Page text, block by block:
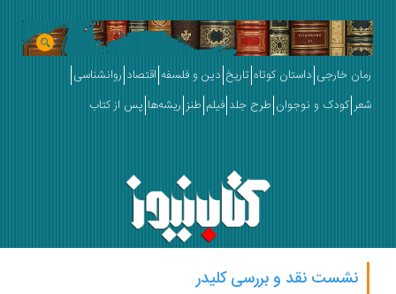
رمان خارجی داستان کوتاه تاریخ دین و فلسفه اقتصاد روانشناسی
شعر کودک و نوجوان طرح جلد فیلم طنز ریشه‌ها پس از کتاب
نشست نقد و بررسی کلیدر